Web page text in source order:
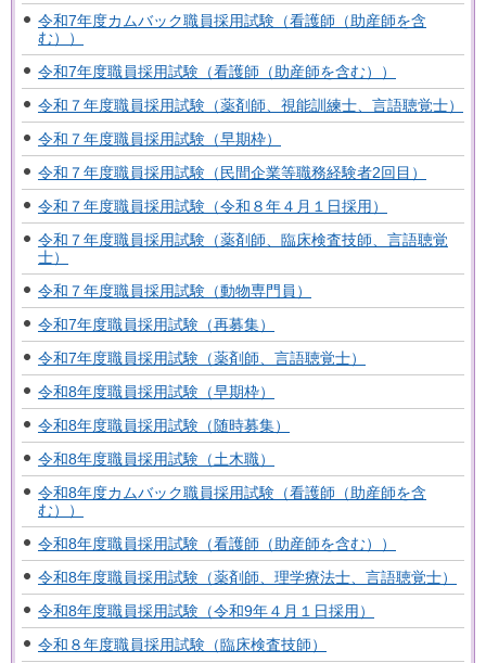
令和7年度カムバック職員採用試験（看護師（助産師を含
む））
令和7年度職員採用試験（看護師（助産師を含む））
令和７年度職員採用試験（薬剤師、視能訓練士、言語聴覚士）
令和７年度職員採用試験（早期枠）
令和７年度職員採用試験（民間企業等職務経験者2回目）
令和７年度職員採用試験（令和８年４月１日採用）
令和７年度職員採用試験（薬剤師、臨床検査技師、言語聴覚
士）
令和７年度職員採用試験（動物専門員）
令和7年度職員採用試験（再募集）
令和7年度職員採用試験（薬剤師、言語聴覚士）
令和8年度職員採用試験（早期枠）
令和8年度職員採用試験（随時募集）
令和8年度職員採用試験（土木職）
令和8年度カムバック職員採用試験（看護師（助産師を含
む））
令和8年度職員採用試験（看護師（助産師を含む））
令和8年度職員採用試験（薬剤師、理学療法士、言語聴覚士）
令和8年度職員採用試験（令和9年４月１日採用）
令和８年度職員採用試験（臨床検査技師）